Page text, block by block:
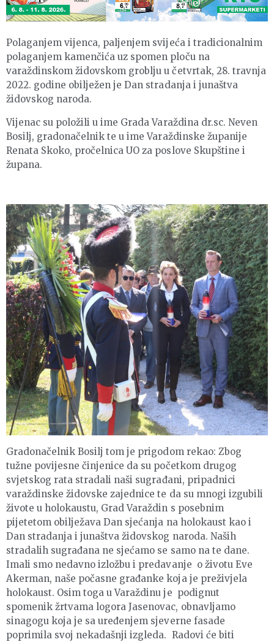
Polaganjem vijenca, paljenjem svijeća i tradicionalnim
polaganjem kamenčića uz spomen ploču na
varaždinskom židovskom groblju u četvrtak, 28. travnja
2022. godine obilježen je Dan stradanja i junaštva
židovskog naroda.
Vijenac su položili u ime Grada Varaždina dr.sc. Neven
Bosilj, gradonačelnik te u ime Varaždinske županije
Renata Skoko, pročelnica UO za poslove Skupštine i
župana.
Gradonačelnik Bosilj tom je prigodom rekao: Zbog
tužne povijesne činjenice da su početkom drugog
svjetskog rata stradali naši sugrađani, pripadnici
varaždinske židovske zajednice te da su mnogi izgubili
živote u holokaustu, Grad Varaždin s posebnim
pijetetom obilježava Dan sjećanja na holokaust kao i
Dan stradanja i junaštva židovskog naroda. Naših
stradalih sugrađana ne sjećamo se samo na te dane.
Imali smo nedavno izložbu i predavanje o životu Eve
Akerman, naše počasne građanke koja je preživjela
holokaust. Osim toga u Varaždinu je podignut
spomenik žrtvama logora Jasenovac, obnavljamo
sinagogu koja je sa uređenjem sjeverne fasade
poprimila svoj nekadašnji izgleda. Radovi će biti